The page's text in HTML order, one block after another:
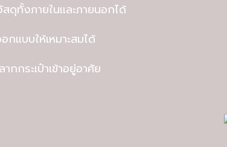
ดุทั้งภายในและภายนอกได้
แบบให้เหมาะสมได้
กระเป๋าเข้าอยู่อาศัย